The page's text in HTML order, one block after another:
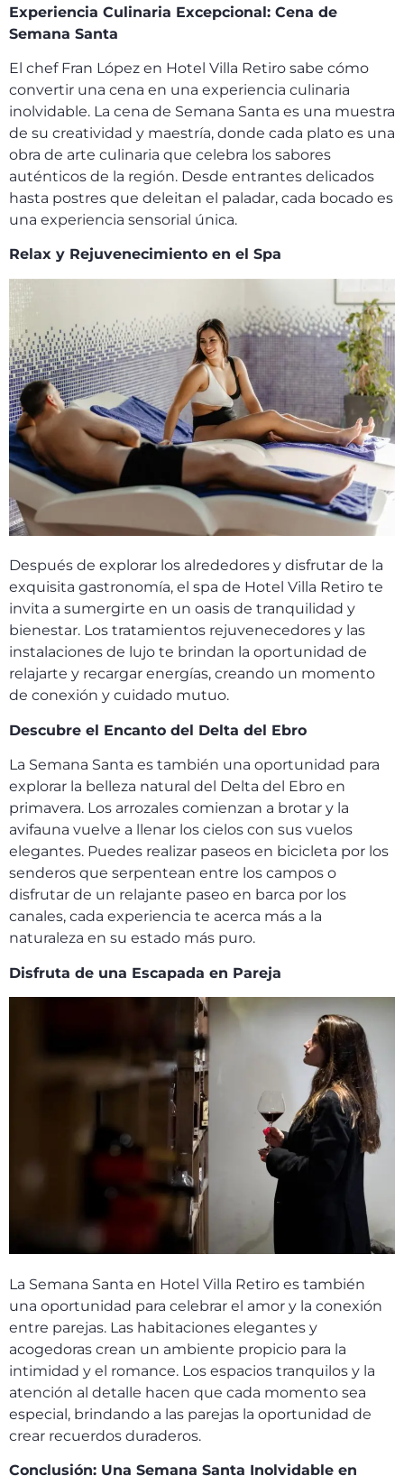
Experiencia Culinaria Excepcional: Cena de
Semana Santa
El chef Fran López en Hotel Villa Retiro sabe cómo
convertir una cena en una experiencia culinaria
inolvidable. La cena de Semana Santa es una muestra
de su creatividad y maestría, donde cada plato es una
obra de arte culinaria que celebra los sabores
auténticos de la región. Desde entrantes delicados
hasta postres que deleitan el paladar, cada bocado es
una experiencia sensorial única.
Relax y Rejuvenecimiento en el Spa
Después de explorar los alrededores y disfrutar de la
exquisita gastronomía, el spa de Hotel Villa Retiro te
invita a sumergirte en un oasis de tranquilidad y
bienestar. Los tratamientos rejuvenecedores y las
instalaciones de lujo te brindan la oportunidad de
relajarte y recargar energías, creando un momento
de conexión y cuidado mutuo.
Descubre el Encanto del Delta del Ebro
La Semana Santa es también una oportunidad para
explorar la belleza natural del Delta del Ebro en
primavera. Los arrozales comienzan a brotar y la
avifauna vuelve a llenar los cielos con sus vuelos
elegantes. Puedes realizar paseos en bicicleta por los
senderos que serpentean entre los campos o
disfrutar de un relajante paseo en barca por los
canales, cada experiencia te acerca más a la
naturaleza en su estado más puro.
Disfruta de una Escapada en Pareja
La Semana Santa en Hotel Villa Retiro es también
una oportunidad para celebrar el amor y la conexión
entre parejas. Las habitaciones elegantes y
acogedoras crean un ambiente propicio para la
intimidad y el romance. Los espacios tranquilos y la
atención al detalle hacen que cada momento sea
especial, brindando a las parejas la oportunidad de
crear recuerdos duraderos.
Conclusión: Una Semana Santa Inolvidable en